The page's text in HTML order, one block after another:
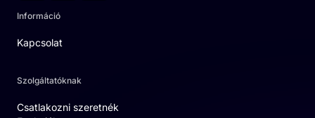
Információ
Kapcsolat
Szolgáltatóknak
Csatlakozni szeretnék